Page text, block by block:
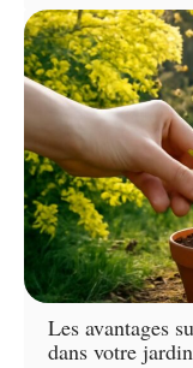
Les avantages
dans votre jardin